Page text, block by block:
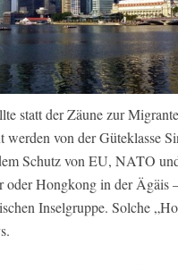
statt der Zäune zur
werden von der Güteklasse
Schutz von EU, NATO
oder Hongkong in der Ägäis
Inselgruppe. Solche